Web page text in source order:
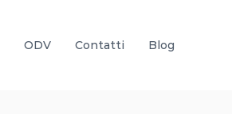
ODV Contatti Blog